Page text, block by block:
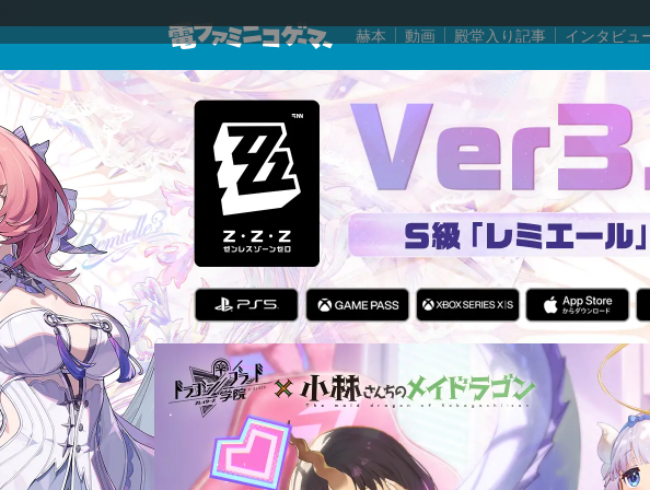
赫本 動画 殿堂入り記事 インタビュ